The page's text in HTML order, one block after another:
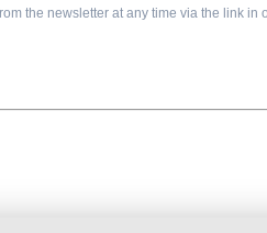
the newsletter at any time via the link in